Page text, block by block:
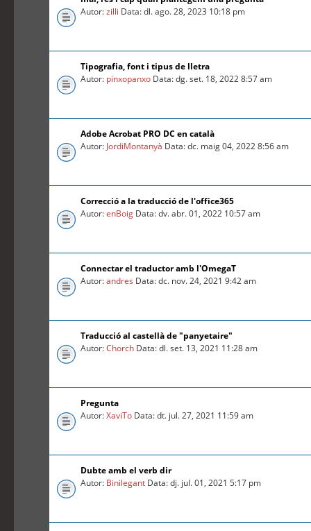
Autor:zilli Data: dl. ago. 28, 2023 10:18 pm
Tipografia, font i tipus de lletra
Autor: pinxopanxo Data: dg. set. 18, 2022 8:57 am
Adobe Acrobat PRO DC en català
Autor: JordiMontanyà Data: dc. maig 04, 2022 8:56 am
Correcció a la traducció de l'office365
Autor:enBoig Data: dv. abr. 01, 2022 10:57 am
Connectar el traductor amb l'OmegaT
Autor:andres Data: dc. nov. 24, 2021 9:42 am
Traducció al castellà de "panyetaire"
Autor:Chorch Data: dl. set. 13, 2021 11:28 am
Pregunta
Autor:XaviTo Data: dt. jul. 27, 2021 11:59 am
Dubte amb el verb dir
Autor: Binilegant Data: dj. jul. 01, 2021 5:17 pm